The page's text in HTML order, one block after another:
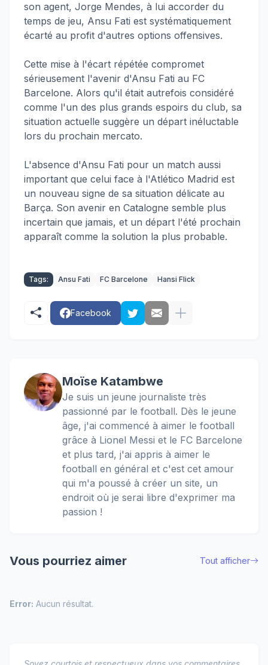
son agent, Jorge Mendes, à lui accorder du
temps de jeu, Ansu Fati est systématiquement
écarté au profit d'autres options offensives.
Cette mise à l'écart répétée compromet
sérieusement l'avenir d'Ansu Fati au FC
Barcelone. Alors qu'il était autrefois considéré
comme l'un des plus grands espoirs du club, sa
situation actuelle suggère un départ inéluctable
lors du prochain mercato.
L'absence d'Ansu Fati pour un match aussi
important que celui face à l'Atlético Madrid est
un nouveau signe de sa situation délicate au
Barça. Son avenir en Catalogne semble plus
incertain que jamais, et un départ l'été prochain
apparaît comme la solution la plus probable.
Tags: Ansu Fati FC Barcelone Hansi Flick
Facebook
Moïse Katambwe
Je suis un jeune journaliste très
passionné par le football. Dès le jeune
âge, j'ai commencé à aimer le football
grâce à Lionel Messi et le FC Barcelone
et plus tard, j'ai appris à aimer le
football en général et c'est cet amour
qui m'a poussé à créer un site, un
endroit où je serai libre d'exprimer ma
passion !
Vous pourriez aimer Tout afficher
Error: Aucun résultat.